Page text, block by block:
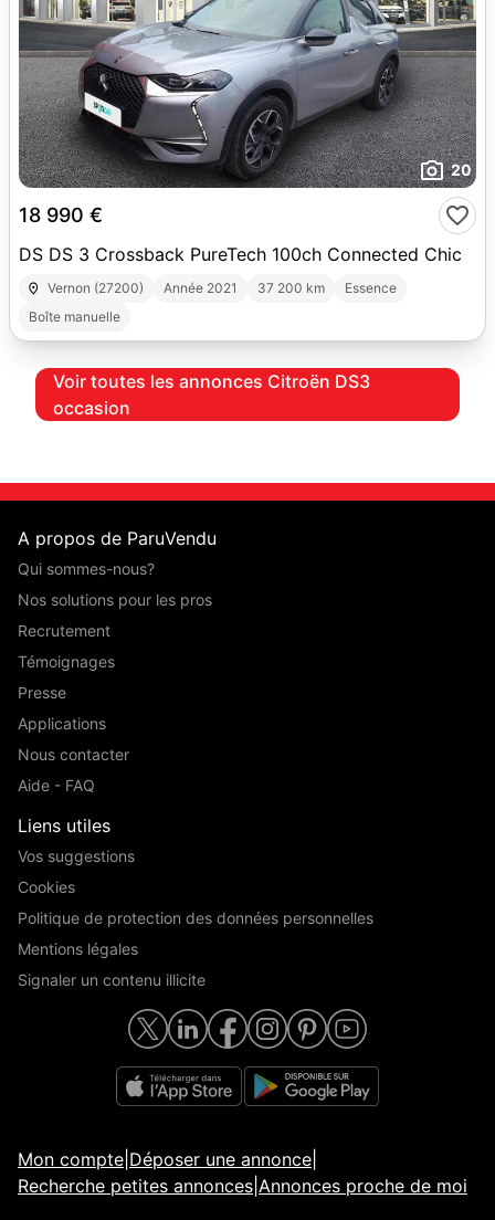
20
18 990 €
DS DS 3 Crossback PureTech 100ch Connected Chic
Vernon (27200) Année 2021 37 200 km
Essence
Boîte manuelle
Voir toutes les annonces Citroën DS3
occasion
A propos de ParuVendu
Qui sommes-nous?
Nos solutions pour les pros
Recrutement
Témoignages
Presse
Applications
Nous contacter
Aide - FAQ
Liens utiles
Vos suggestions
Cookies
Politique de protection des données personnelles
Mentions légales
Signaler un contenu illicite
Mon compte Déposer une annonce
Recherche petites annonces Annonces proche de moi